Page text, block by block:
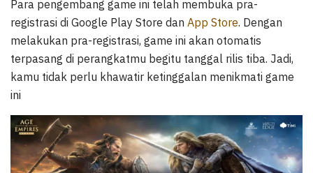
Para pengembang game ini telah membuka pra-
registrasi di Google Play Store dan App Store. Dengan
melakukan pra-registrasi, game ini akan otomatis
terpasang di perangkatmu begitu tanggal rilis tiba. Jadi,
kamu tidak perlu khawatir ketinggalan menikmati game
ini